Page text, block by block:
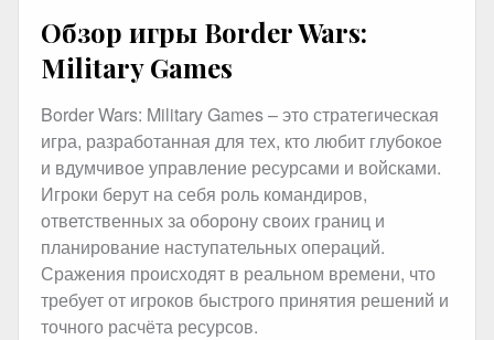
Обзор игры Border Wars:
Military Games
Border Wars: Military Games – это стратегическая
игра, разработанная для тех, кто любит глубокое
и вдумчивое управление ресурсами и войсками.
Игроки берут на себя роль командиров,
ответственных за оборону своих границ и
планирование наступательных операций.
Сражения происходят в реальном времени, что
требует от игроков быстрого принятия решений и
точного расчёта ресурсов.